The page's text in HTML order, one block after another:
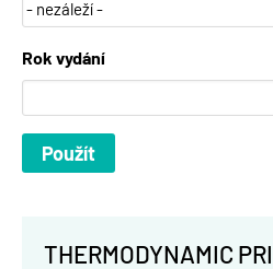
Rok vydání
THERMODYNAMIC